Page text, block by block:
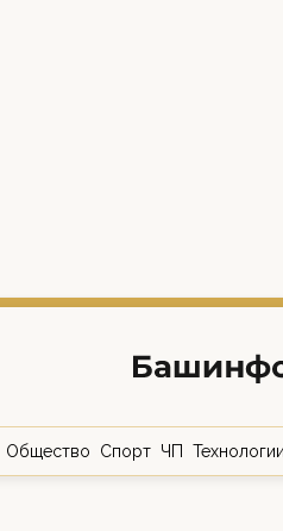
Общество Спорт ЧП Технологии